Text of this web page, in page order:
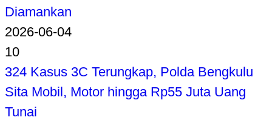
Diamankan
2026-06-04
10
324 Kasus 3C Terungkap, Polda Bengkulu
Sita Mobil, Motor hingga Rp55 Juta Uang
Tunai